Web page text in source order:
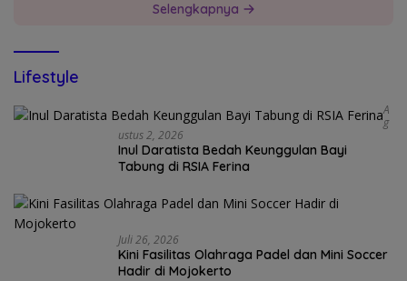
Selengkapnya
Lifestyle
A
G
Ustus 2, 2026
Inul Daratista Bedah Keunggulan Bayi
Tabung di RSIA Ferina
Juli 26, 2026
Kini Fasilitas Olahraga Padel dan Mini Soccer
Hadir di Mojokerto